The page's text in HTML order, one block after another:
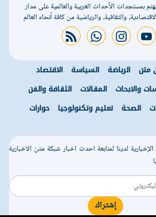
بمستجدات الأحداث العربية والعالمية على مدار
والثقافية، والرياضية من كافة أنحاء العالم
youtube
instagram
whatsapp
rss feed
متن الرياضة السياسة
الاقتصاد
والابحاث المقالات
الثقافة والفن
الصحة تعليم وتكنولوجيا حوارات
لدينا لمتابعة احدث اخبار شبكة متن الاخبارية
إشتراك